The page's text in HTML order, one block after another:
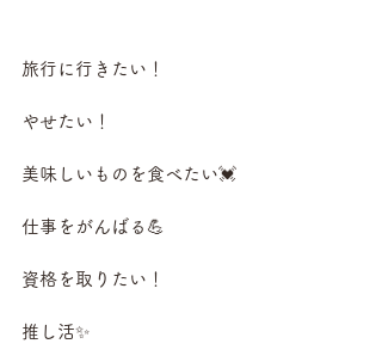
旅行に行きたい！
やせたい！
美味しいものを食べたい💓
仕事をがんばる💪
資格を取りたい！
推し活✨